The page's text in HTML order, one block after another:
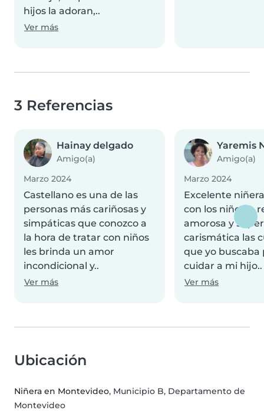
hijos la adoran,..
Ver más
3 Referencias
Hainay delgado
Amigo(a)
Marzo 2024
Castellano es una de las
personas más cariñosas y
simpáticas que conozco a
la hora de tratar con niños
les brinda un amor
incondicional y..
Ver más
Yaremis
Amigo(a)
Marzo 2024
Excelente
con los niños....
amorosa y super
carismática las
que yo buscaba
cuidar a mi hijo..
Ver más
Ubicación
Niñera en Montevideo, Municipio B, Departamento de
Montevideo